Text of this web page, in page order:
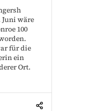
Juni wäre
100
für die
ein
Ort.